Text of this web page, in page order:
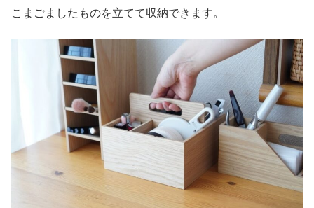
こまごましたものを立てて収納できます。